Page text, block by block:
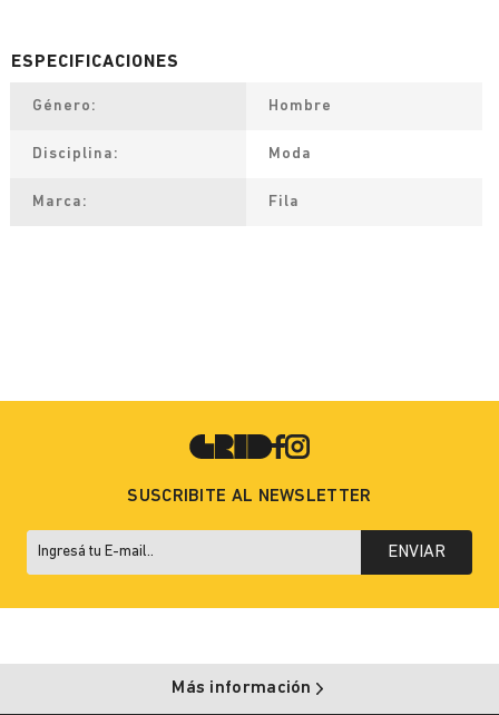
Género Hombre
Disciplina Moda
Marca Fila
SUSCRIBITE AL NEWSLETTER
ENVIAR
Más información